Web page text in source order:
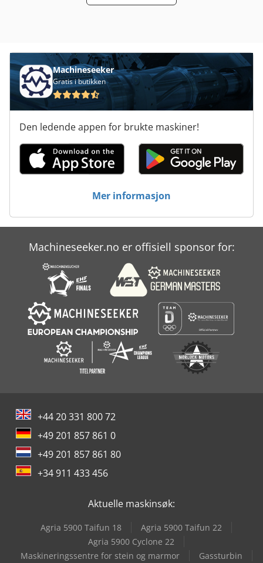
Machineseeker
Gratis i butikken
Den ledende appen for brukte maskiner!
Mer informasjon
Machineseeker.no er offisiell sponsor for:
+44 20 331 800 72
+49 201 857 861 0
+49 201 857 861 80
+34 911 433 456
Aktuelle maskinsøk:
Agria 5900 Taifun 18
Agria 5900 Taifun 22
Agria 5900 Cyclone 22
Maskineringssentre for stein og marmor
Gassturbin